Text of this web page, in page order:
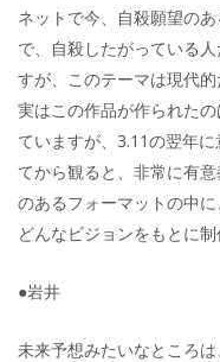
ネットで今、自殺願望の
で、自殺したがっている
すが、このテーマは現代的
実はこの作品が作られた
ていますが、3.11の翌年
てから観ると、非常に有
のあるフォーマットの中に
どんなビジョンをもとに
●岩井
未来予想みたいなところ